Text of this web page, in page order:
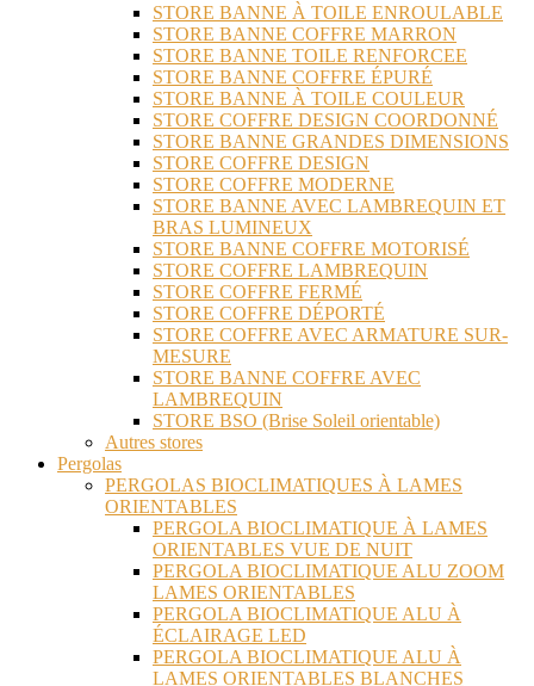
STORE BANNE À TOILE ENROULABLE
STORE BANNE COFFRE MARRON
STORE BANNE TOILE RENFORCEE
STORE BANNE COFFRE ÉPURÉ
STORE BANNE À TOILE COULEUR
STORE COFFRE DESIGN COORDONNÉ
STORE BANNE GRANDES DIMENSIONS
STORE COFFRE DESIGN
STORE COFFRE MODERNE
STORE BANNE AVEC LAMBREQUIN ET
BRAS LUMINEUX
STORE BANNE COFFRE MOTORISÉ
STORE COFFRE LAMBREQUIN
STORE COFFRE FERMÉ
STORE COFFRE DÉPORTÉ
STORE COFFRE AVEC ARMATURE SUR-
MESURE
STORE BANNE COFFRE AVEC
LAMBREQUIN
STORE BSO (Brise Soleil orientable)
Autres stores
Pergolas
PERGOLAS BIOCLIMATIQUES À LAMES
ORIENTABLES
PERGOLA BIOCLIMATIQUE À LAMES
ORIENTABLES VUE DE NUIT
PERGOLA BIOCLIMATIQUE ALU ZOOM
LAMES ORIENTABLES
PERGOLA BIOCLIMATIQUE ALU À
ÉCLAIRAGE LED
PERGOLA BIOCLIMATIQUE ALU À
LAMES ORIENTABLES BLANCHES